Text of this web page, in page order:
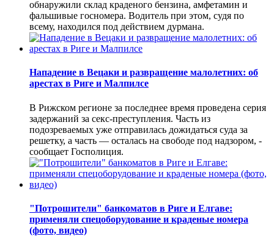
обнаружили склад краденого бензина, амфетамин и
фальшивые госномера. Водитель при этом, судя по
всему, находился под действием дурмана.
Нападение в Вецаки и развращение малолетних: об
арестах в Риге и Малпилсе
В Рижском регионе за последнее время проведена серия
задержаний за секс-преступления. Часть из
подозреваемых уже отправилась дожидаться суда за
решетку, а часть — осталась на свободе под надзором, -
сообщает Госполиция.
"Потрошители" банкоматов в Риге и Елгаве:
применяли спецоборудование и краденые номера
(фото, видео)